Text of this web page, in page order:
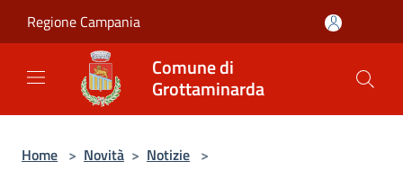
Regione Campania
Comune di
Grottaminarda
Home > Novità > Notizie >